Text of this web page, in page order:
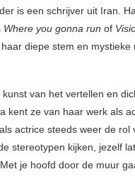
is een schrijver uit Iran.
Where you gonna run of
diepe stem en
van het vertellen en
kent ze van haar werk als
actrice steeds weer de
stereotypen kijken, jezelf
je hoofd door de muur